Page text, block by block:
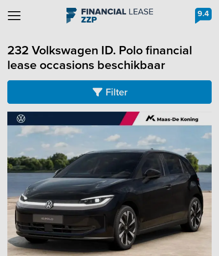
Navigation 9.4
232 Volkswagen ID. Polo financial
lease occasions beschikbaar
Filter